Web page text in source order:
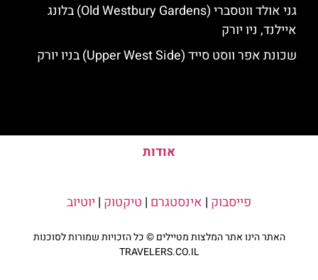
גני אולד ווטסברי (Old Westbury Gardens) בלונג
איילנד, ניו יורק
שכונת אפר ווסט סייד (Upper West Side) בניו יורק
אודות
פייסבוק | אינסטגרם | טיקטוק | יוטיוב
האתר הינו אתר המלצות מטיילים © כל הזכויות שמורות לסוכנות
TRAVELERS.CO.IL